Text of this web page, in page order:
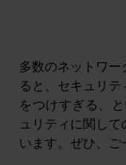
多数のネットワー
ると、セキュリ
をつけすぎる、
ュリティに関して
います。ぜひ、ご